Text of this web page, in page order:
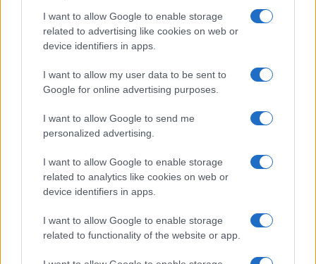
I want to allow Google to enable storage
related to advertising like cookies on web or
device identifiers in apps.
I want to allow my user data to be sent to
Google for online advertising purposes.
I want to allow Google to send me
personalized advertising.
I want to allow Google to enable storage
related to analytics like cookies on web or
device identifiers in apps.
I want to allow Google to enable storage
related to functionality of the website or app.
Continua a leggere
NERD NEWS